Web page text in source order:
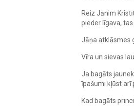
Reiz Jānim
pieder līgava,
Jāņa atklāsmes
Vīra un sievas
Ja bagāts
īpašumi kļūst arī
Kad bagāts